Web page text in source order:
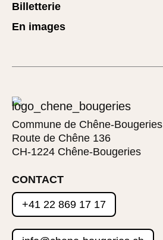
Billetterie
En images
Commune de Chêne-Bougeries
Route de Chêne 136
CH-1224 Chêne-Bougeries
CONTACT
+41 22 869 17 17